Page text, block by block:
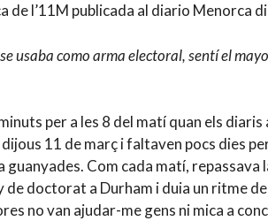
de l’11M publicada al diario Menorca
usaba como arma electoral, sentí el
per a les 8 del matí quan els
11 de març i faltaven pocs dies
guanyades. Com cada matí, repassava
de doctorat a Durham i duia un ritme
no van ajudar-me gens ni mica a